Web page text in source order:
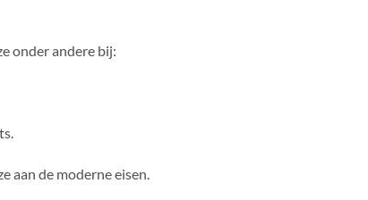
onder andere bij:
aan de moderne eisen.